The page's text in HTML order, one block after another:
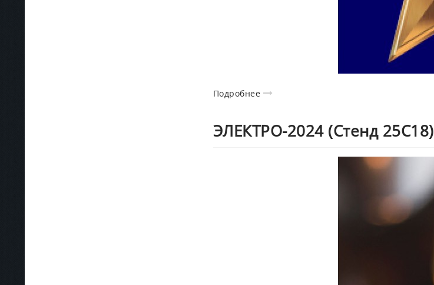
Подробнее
ЭЛЕКТРО-2024 (стенд 25С18)